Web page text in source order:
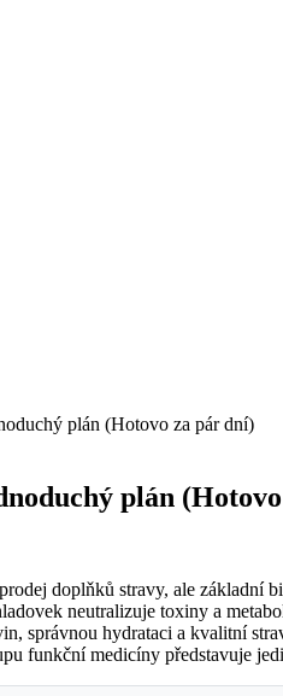
plán (Hotovo za pár dní)
plán
doplňků stravy, ale základní
neutralizuje toxiny a
správnou hydrataci a kvalitní
funkční medicíny představuje